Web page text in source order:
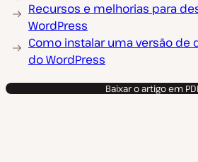
Recursos e melhorias para
WordPress
Como instalar uma versão de
do WordPress
Baixar o artigo em